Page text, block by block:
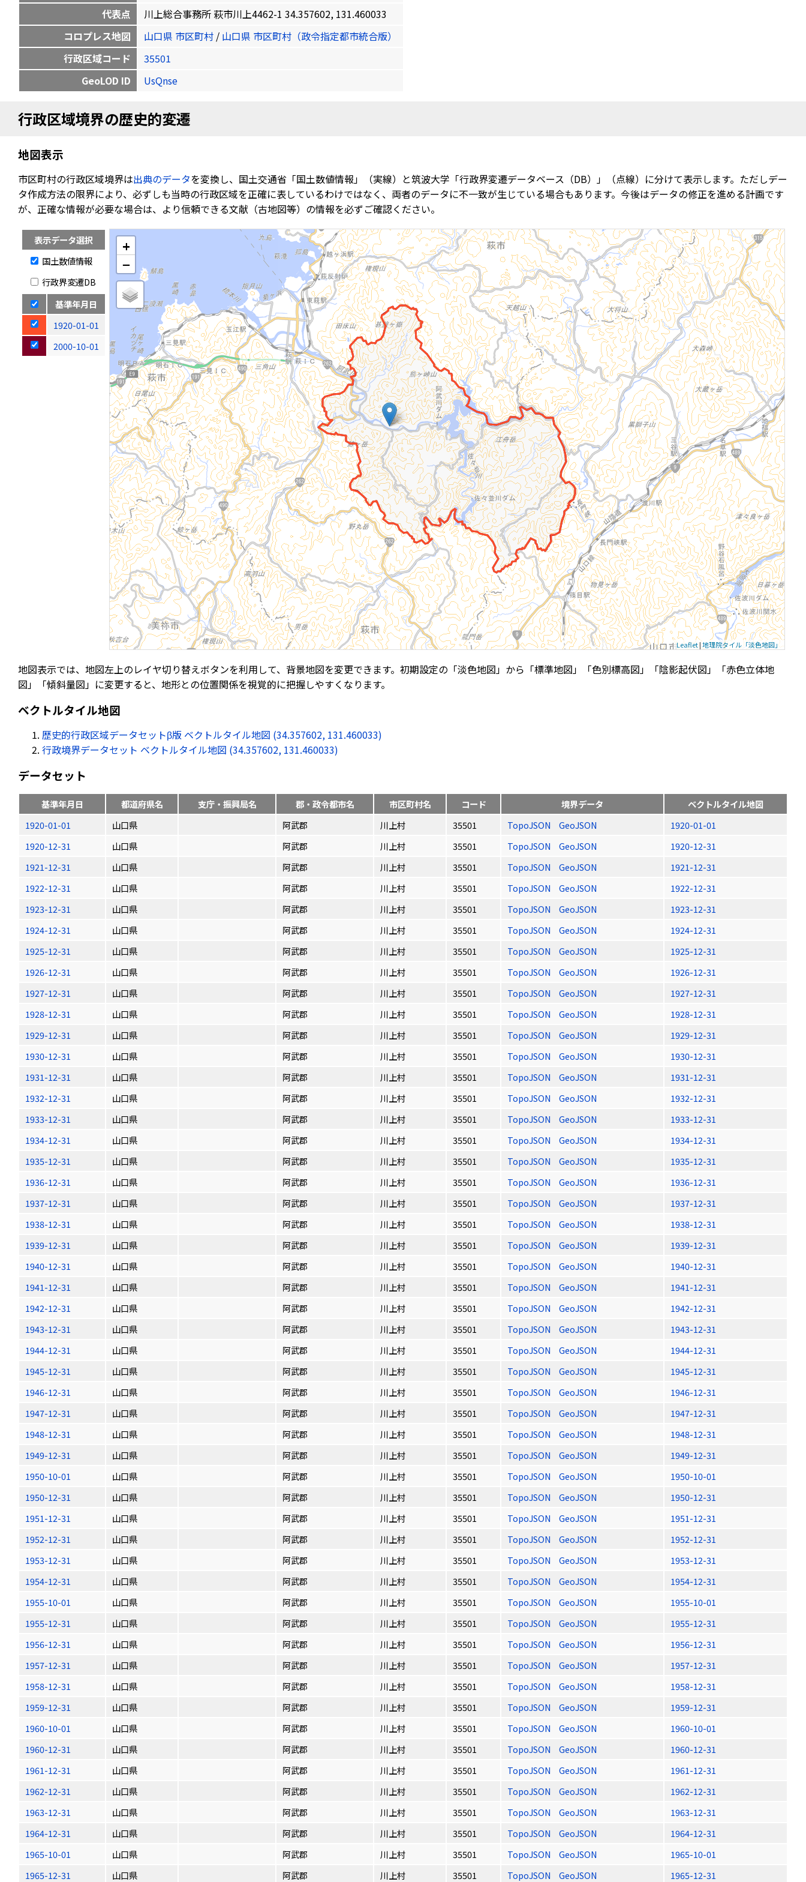
代表点
川上総合事務所 萩市川上4462-1 34.357602, 131.460033
コロプレス地図
山口県 市区町村 / 山口県 市区町村（政令指定都市統合版）
行政区域コード
35501
GeoLOD ID
UsQnse
行政区域境界の歴史的変遷
地図表示
市区町村の行政区域境界は出典のデータを変換し、国土交通省「国土数値情報」（実線）と筑波大学「行政界変遷データベース（DB）」（点線）に分けて表示します。ただしデー
タ作成方法の限界により、必ずしも当時の行政区域を正確に表しているわけではなく、両者のデータに不一致が生じている場合もあります。今後はデータの修正を進める計画です
が、正確な情報が必要な場合は、より信頼できる文献（古地図等）の情報を必ずご確認ください。
表示データ選択
国土数値情報
行政界変遷DB
基準年月日
1920-01-01
2000-10-01
+
−
Leaflet|地理院タイル「淡色地図」
地図表示では、地図左上のレイヤ切り替えボタンを利用して、背景地図を変更できます。初期設定の「淡色地図」から「標準地図」「色別標高図」「陰影起伏図」「赤色立体地
図」「傾斜量図」に変更すると、地形との位置関係を視覚的に把握しやすくなります。
ベクトルタイル地図
歴史的行政区域データセットβ版 ベクトルタイル地図 (34.357602, 131.460033)
行政境界データセット ベクトルタイル地図 (34.357602, 131.460033)
データセット
基準年月日 都道府県名 支庁・振興局名 郡・政令都市名 市区町村名 コード 境界データ
ベクトルタイル地図
1920-01-01
山口県 阿武郡 川上村 35501 TopoJSON GeoJSON
1920-01-01
1920-12-31
山口県 阿武郡 川上村 35501 TopoJSON GeoJSON
1920-12-31
1921-12-31
山口県 阿武郡 川上村 35501 TopoJSON GeoJSON
1921-12-31
1922-12-31
山口県 阿武郡 川上村 35501 TopoJSON GeoJSON
1922-12-31
1923-12-31
山口県 阿武郡 川上村 35501 TopoJSON GeoJSON
1923-12-31
1924-12-31
山口県 阿武郡 川上村 35501 TopoJSON GeoJSON
1924-12-31
1925-12-31
山口県 阿武郡 川上村 35501 TopoJSON GeoJSON
1925-12-31
1926-12-31
山口県 阿武郡 川上村 35501 TopoJSON GeoJSON
1926-12-31
1927-12-31
山口県 阿武郡 川上村 35501 TopoJSON GeoJSON
1927-12-31
1928-12-31
山口県 阿武郡 川上村 35501 TopoJSON GeoJSON
1928-12-31
1929-12-31
山口県 阿武郡 川上村 35501 TopoJSON GeoJSON
1929-12-31
1930-12-31
山口県 阿武郡 川上村 35501 TopoJSON GeoJSON
1930-12-31
1931-12-31
山口県 阿武郡 川上村 35501 TopoJSON GeoJSON
1931-12-31
1932-12-31
山口県 阿武郡 川上村 35501 TopoJSON GeoJSON
1932-12-31
1933-12-31
山口県 阿武郡 川上村 35501 TopoJSON GeoJSON
1933-12-31
1934-12-31
山口県 阿武郡 川上村 35501 TopoJSON GeoJSON
1934-12-31
1935-12-31
山口県 阿武郡 川上村 35501 TopoJSON GeoJSON
1935-12-31
1936-12-31
山口県 阿武郡 川上村 35501 TopoJSON GeoJSON
1936-12-31
1937-12-31
山口県 阿武郡 川上村 35501 TopoJSON GeoJSON
1937-12-31
1938-12-31
山口県 阿武郡 川上村 35501 TopoJSON GeoJSON
1938-12-31
1939-12-31
山口県 阿武郡 川上村 35501 TopoJSON GeoJSON
1939-12-31
1940-12-31
山口県 阿武郡 川上村 35501 TopoJSON GeoJSON
1940-12-31
1941-12-31
山口県 阿武郡 川上村 35501 TopoJSON GeoJSON
1941-12-31
1942-12-31
山口県 阿武郡 川上村 35501 TopoJSON GeoJSON
1942-12-31
1943-12-31
山口県 阿武郡 川上村 35501 TopoJSON GeoJSON
1943-12-31
1944-12-31
山口県 阿武郡 川上村 35501 TopoJSON GeoJSON
1944-12-31
1945-12-31
山口県 阿武郡 川上村 35501 TopoJSON GeoJSON
1945-12-31
1946-12-31
山口県 阿武郡 川上村 35501 TopoJSON GeoJSON
1946-12-31
1947-12-31
山口県 阿武郡 川上村 35501 TopoJSON GeoJSON
1947-12-31
1948-12-31
山口県 阿武郡 川上村 35501 TopoJSON GeoJSON
1948-12-31
1949-12-31
山口県 阿武郡 川上村 35501 TopoJSON GeoJSON
1949-12-31
1950-10-01
山口県 阿武郡 川上村 35501 TopoJSON GeoJSON
1950-10-01
1950-12-31
山口県 阿武郡 川上村 35501 TopoJSON GeoJSON
1950-12-31
1951-12-31
山口県 阿武郡 川上村 35501 TopoJSON GeoJSON
1951-12-31
1952-12-31
山口県 阿武郡 川上村 35501 TopoJSON GeoJSON
1952-12-31
1953-12-31
山口県 阿武郡 川上村 35501 TopoJSON GeoJSON
1953-12-31
1954-12-31
山口県 阿武郡 川上村 35501 TopoJSON GeoJSON
1954-12-31
1955-10-01
山口県 阿武郡 川上村 35501 TopoJSON GeoJSON
1955-10-01
1955-12-31
山口県 阿武郡 川上村 35501 TopoJSON GeoJSON
1955-12-31
1956-12-31
山口県 阿武郡 川上村 35501 TopoJSON GeoJSON
1956-12-31
1957-12-31
山口県 阿武郡 川上村 35501 TopoJSON GeoJSON
1957-12-31
1958-12-31
山口県 阿武郡 川上村 35501 TopoJSON GeoJSON
1958-12-31
1959-12-31
山口県 阿武郡 川上村 35501 TopoJSON GeoJSON
1959-12-31
1960-10-01
山口県 阿武郡 川上村 35501 TopoJSON GeoJSON
1960-10-01
1960-12-31
山口県 阿武郡 川上村 35501 TopoJSON GeoJSON
1960-12-31
1961-12-31
山口県 阿武郡 川上村 35501 TopoJSON GeoJSON
1961-12-31
1962-12-31
山口県 阿武郡 川上村 35501 TopoJSON GeoJSON
1962-12-31
1963-12-31
山口県 阿武郡 川上村 35501 TopoJSON GeoJSON
1963-12-31
1964-12-31
山口県 阿武郡 川上村 35501 TopoJSON GeoJSON
1964-12-31
1965-10-01
山口県 阿武郡 川上村 35501 TopoJSON GeoJSON
1965-10-01
1965-12-31
山口県 阿武郡 川上村 35501 TopoJSON GeoJSON 1965-12-31